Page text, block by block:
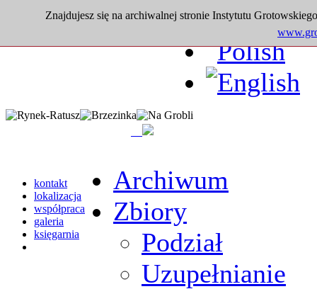
Znajdujesz się na archiwalnej stronie Instytutu
kontakt
lokalizacja
współpraca
galeria
księgarnia
Archiwum
Zbiory
Podział
Uzupełnianie